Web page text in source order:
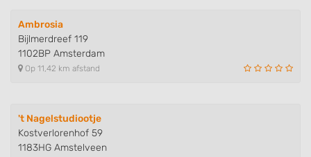
Ambrosia
Bijlmerdreef 119
1102BP Amsterdam
Op 11,42 km afstand
't Nagelstudiootje
Kostverlorenhof 59
1183HG Amstelveen
actively requested
Non-IAB processing purposes:
Necessary
Functional
Advertising